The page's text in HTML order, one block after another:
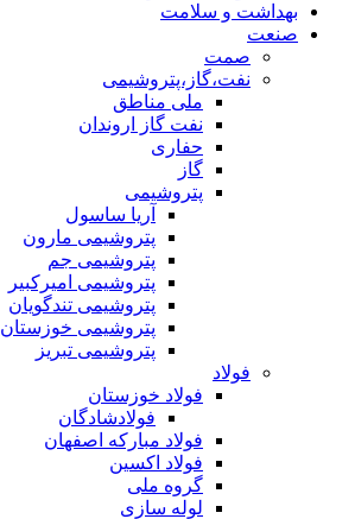
بهداشت و سلامت
صنعت
صمت
نفت،گاز،پتروشیمی
ملی مناطق
نفت گاز اروندان
حفاری
گاز
پتروشیمی
آریا ساسول
پتروشیمی مارون
پتروشیمی جم
پتروشیمی امیرکبیر
پتروشیمی تندگویان
پتروشیمی خوزستان
پتروشیمی تبریز
فولاد
فولاد خوزستان
فولادشادگان
فولاد مبارکه اصفهان
فولاد اکسین
گروه ملی
لوله سازی